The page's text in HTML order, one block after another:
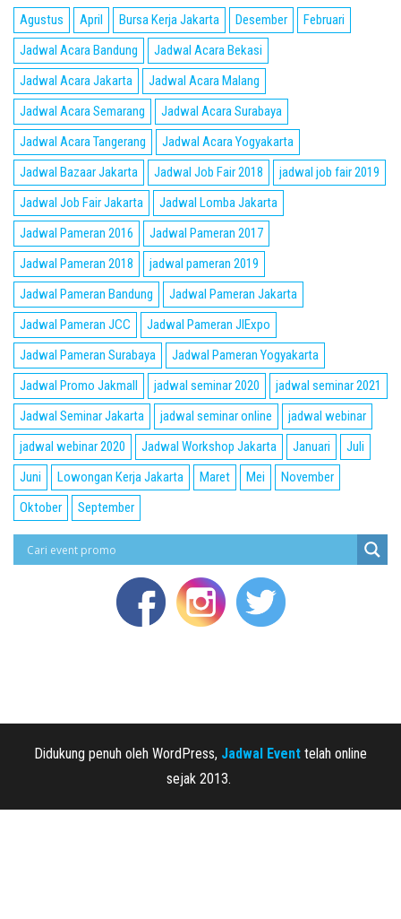
Agustus April Bursa Kerja Jakarta Desember
Februari
Jadwal Acara Bandung
Jadwal Acara Bekasi
Jadwal Acara Jakarta
Jadwal Acara Malang
Jadwal Acara Semarang
Jadwal Acara Surabaya
Jadwal Acara Tangerang
Jadwal Acara Yogyakarta
Jadwal Bazaar Jakarta
Jadwal Job Fair 2018
jadwal job fair 2019
Jadwal Job Fair Jakarta
Jadwal Lomba Jakarta
Jadwal Pameran 2016
Jadwal Pameran 2017
Jadwal Pameran 2018
jadwal pameran 2019
Jadwal Pameran Bandung
Jadwal Pameran Jakarta
Jadwal Pameran JCC
Jadwal Pameran JIExpo
Jadwal Pameran Surabaya
Jadwal Pameran Yogyakarta
Jadwal Promo Jakmall
jadwal seminar 2020
jadwal seminar 2021
Jadwal Seminar Jakarta
jadwal seminar online
jadwal webinar
jadwal webinar 2020
Jadwal Workshop Jakarta Januari
Juli
Juni
Lowongan Kerja Jakarta Maret Mei
November
Oktober
September
Didukung penuh oleh WordPress, Jadwal Event telah online
sejak 2013.